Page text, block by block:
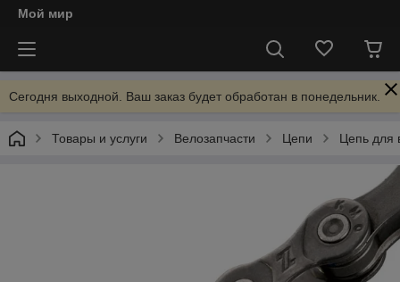
Мой мир
Сегодня выходной. Ваш заказ будет обработан в понедельник.
Товары и услуги Велозапчасти Цепи Цепь для